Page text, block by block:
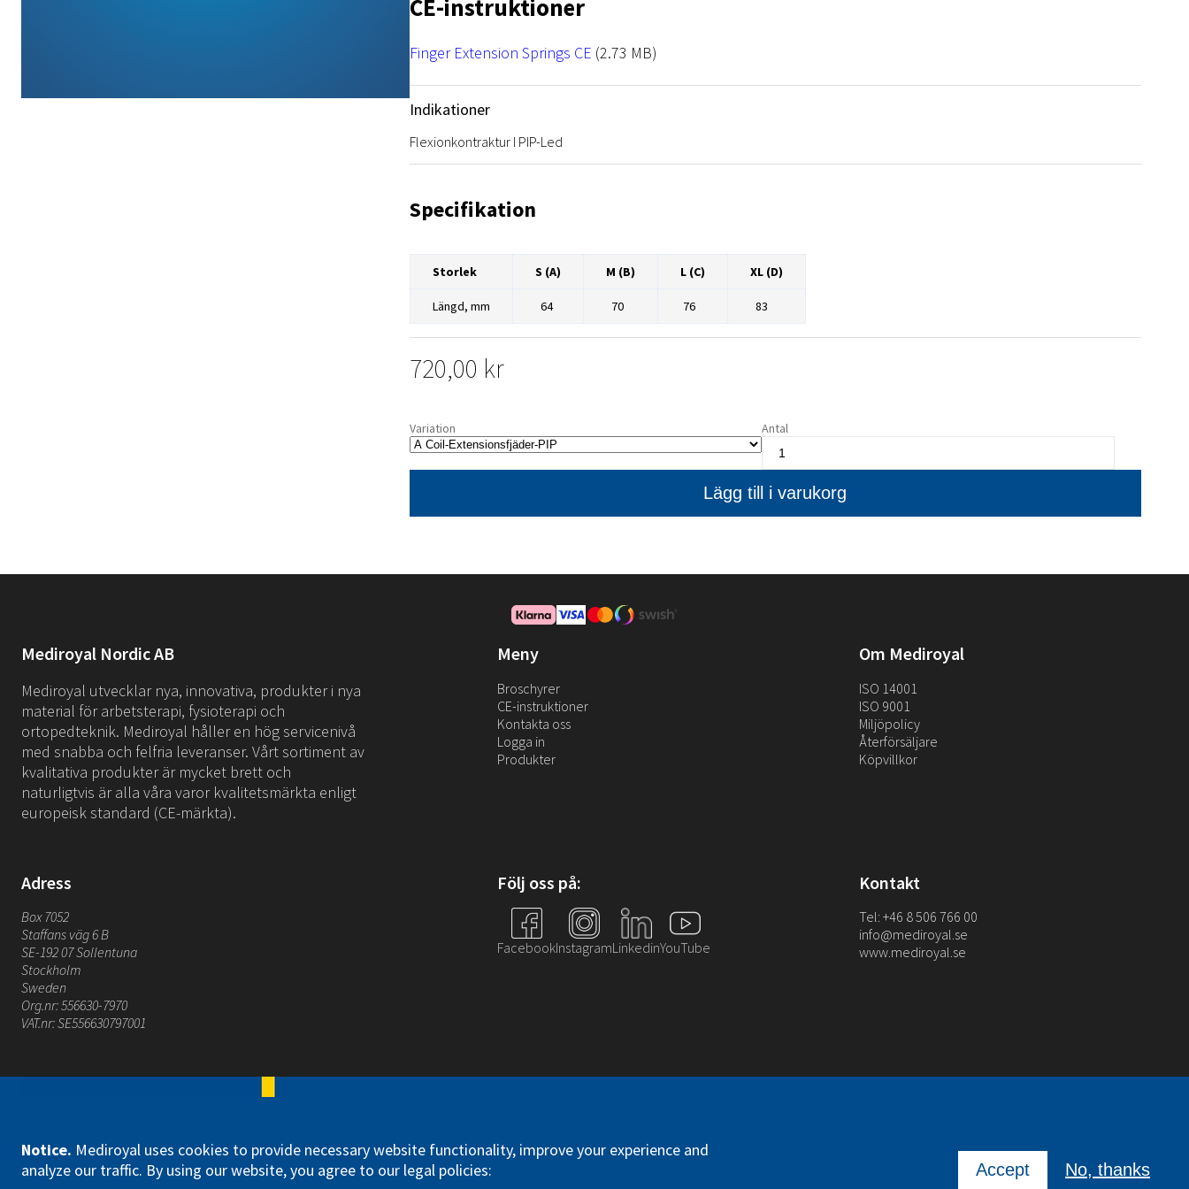
NRX Heat Tape
NRX Hook
Övrigt
CE-instruktioner
File
Finger Extension Springs CE (2.73 MB)
Indikationer
Flexionkontraktur I PIP-Led
Specifikation
Storlek S (A) M (B) L (C) XL (D)
Längd, mm 64 70 76 83
720,00 kr
Variation Antal
Mediroyal Nordic AB
Mediroyal utvecklar nya, innovativa, produkter i nya
material för arbetsterapi, fysioterapi och
ortopedteknik. Mediroyal håller en hög servicenivå
med snabba och felfria leveranser. Vårt sortiment av
kvalitativa produkter är mycket brett och
naturligtvis är alla våra varor kvalitetsmärkta enligt
europeisk standard (CE-märkta).
Meny
Broschyrer
CE-instruktioner
Kontakta oss
Logga in
Produkter
Om Mediroyal
ISO 14001
ISO 9001
Miljöpolicy
Återförsäljare
Köpvillkor
Adress
Box 7052
Staffans väg 6 B
SE-192 07 Sollentuna
Stockholm
Sweden
Org.nr: 556630-7970
VAT.nr: SE556630797001
Följ oss på:
FacebookInstagramLinkedinYouTube
Kontakt
Tel: +46 8 506 766 00
info@mediroyal.se
www.mediroyal.se
Notice. Mediroyal uses cookies to provide necessary website functionality, improve your experience and
analyze our traffic. By using our website, you agree to our legal policies:
Accept No, thanks